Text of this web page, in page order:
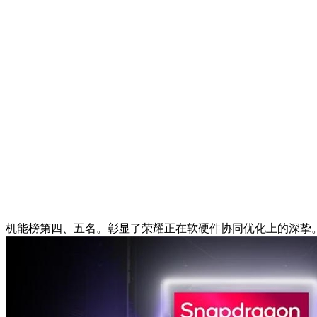
机能榜第四、五名。彰显了荣耀正在软硬件协同优化上的深挚